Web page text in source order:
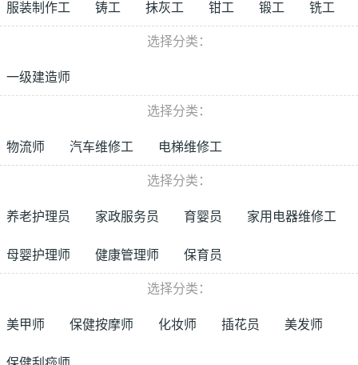
服装制作工 铸工 抹灰工 钳工 锻工 铣工
选择分类：
一级建造师
选择分类：
物流师 汽车维修工 电梯维修工
选择分类：
养老护理员 家政服务员 育婴员 家用电器维修工
母婴护理师 健康管理师 保育员
选择分类：
美甲师 保健按摩师 化妆师 插花员 美发师